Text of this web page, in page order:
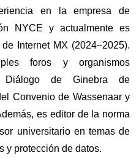
en la empresa de
NYCE y actualmente es
Internet MX (2024–2025).
foros y organismos
Diálogo de Ginebra de
Convenio de Wassenaar y
es editor de la norma
universitario en temas de
y protección de datos.